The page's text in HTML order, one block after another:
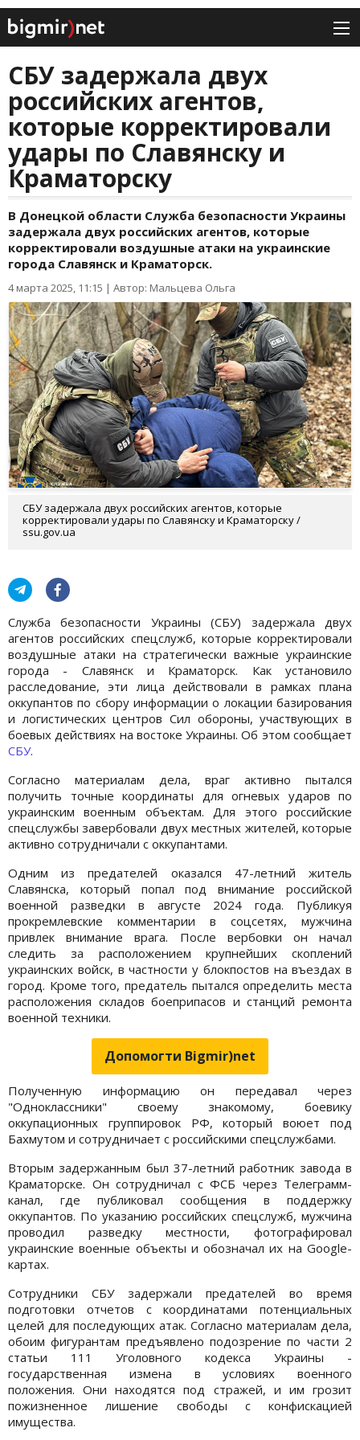
СБУ задержала двух
российских агентов,
которые корректировали
удары по Славянску и
Краматорску
В Донецкой области Служба безопасности Украины
задержала двух российских агентов, которые
корректировали воздушные атаки на украинские
города Славянск и Краматорск.
4 марта 2025, 11:15 | Автор: Мальцева Ольга
СБУ задержала двух российских агентов, которые
корректировали удары по Славянску и Краматорску /
ssu.gov.ua
Служба безопасности Украины (СБУ) задержала двух
агентов российских спецслужб, которые корректировали
воздушные атаки на стратегически важные украинские
города - Славянск и Краматорск. Как установило
расследование, эти лица действовали в рамках плана
оккупантов по сбору информации о локации базирования
и логистических центров Сил обороны, участвующих в
боевых действиях на востоке Украины. Об этом сообщает
СБУ.
Согласно материалам дела, враг активно пытался
получить точные координаты для огневых ударов по
украинским военным объектам. Для этого российские
спецслужбы завербовали двух местных жителей, которые
активно сотрудничали с оккупантами.
Одним из предателей оказался 47-летний житель
Славянска, который попал под внимание российской
военной разведки в августе 2024 года. Публикуя
прокремлевские комментарии в соцсетях, мужчина
привлек внимание врага. После вербовки он начал
следить за расположением крупнейших скоплений
украинских войск, в частности у блокпостов на въездах в
город. Кроме того, предатель пытался определить места
расположения складов боеприпасов и станций ремонта
военной техники.
Допомогти Bigmir)net
Полученную информацию он передавал через
"Одноклассники" своему знакомому, боевику
оккупационных группировок РФ, который воюет под
Бахмутом и сотрудничает с российскими спецслужбами.
Вторым задержанным был 37-летний работник завода в
Краматорске. Он сотрудничал с ФСБ через Телеграмм-
канал, где публиковал сообщения в поддержку
оккупантов. По указанию российских спецслужб, мужчина
проводил разведку местности, фотографировал
украинские военные объекты и обозначал их на Google-
картах.
Сотрудники СБУ задержали предателей во время
подготовки отчетов с координатами потенциальных
целей для последующих атак. Согласно материалам дела,
обоим фигурантам предъявлено подозрение по части 2
статьи 111 Уголовного кодекса Украины -
государственная измена в условиях военного
положения. Они находятся под стражей, и им грозит
пожизненное лишение свободы с конфискацией
имущества.